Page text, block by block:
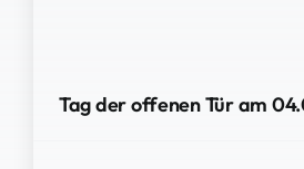
Tag der offenen Tür am